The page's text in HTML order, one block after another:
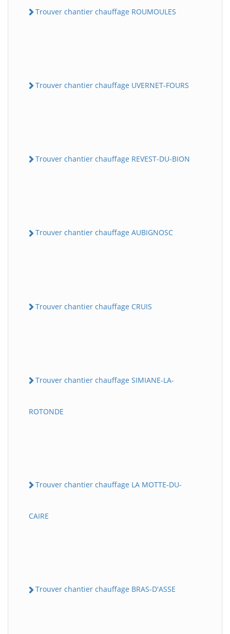
Trouver chantier chauffage ROUMOULES
Trouver chantier chauffage UVERNET-FOURS
Trouver chantier chauffage REVEST-DU-BION
Trouver chantier chauffage AUBIGNOSC
Trouver chantier chauffage CRUIS
Trouver chantier chauffage SIMIANE-LA-
ROTONDE
Trouver chantier chauffage LA MOTTE-DU-
CAIRE
Trouver chantier chauffage BRAS-D'ASSE